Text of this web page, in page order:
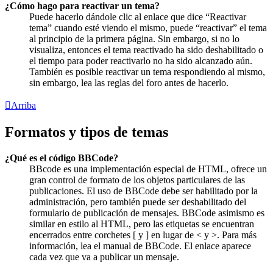
¿Cómo hago para reactivar un tema?
Puede hacerlo dándole clic al enlace que dice “Reactivar
tema” cuando esté viendo el mismo, puede “reactivar” el tema
al principio de la primera página. Sin embargo, si no lo
visualiza, entonces el tema reactivado ha sido deshabilitado o
el tiempo para poder reactivarlo no ha sido alcanzado aún.
También es posible reactivar un tema respondiendo al mismo,
sin embargo, lea las reglas del foro antes de hacerlo.
Arriba
Formatos y tipos de temas
¿Qué es el código BBCode?
BBcode es una implementación especial de HTML, ofrece un
gran control de formato de los objetos particulares de las
publicaciones. El uso de BBCode debe ser habilitado por la
administración, pero también puede ser deshabilitado del
formulario de publicación de mensajes. BBCode asimismo es
similar en estilo al HTML, pero las etiquetas se encuentran
encerrados entre corchetes [ y ] en lugar de < y >. Para más
información, lea el manual de BBCode. El enlace aparece
cada vez que va a publicar un mensaje.